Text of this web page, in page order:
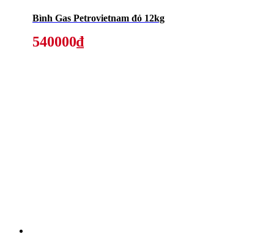
Bình Gas Petrovietnam đỏ 12kg
540000₫